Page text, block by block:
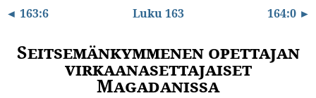
◄ 163:6 Luku 163 164:0 ►
Seitsemänkymmenen opettajan
virkaanasettajaiset
Magadanissa